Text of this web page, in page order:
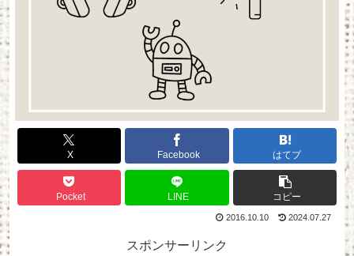
X Facebook はてブ
Pocket LINE コピー
2016.10.10 2024.07.27
スポンサーリンク